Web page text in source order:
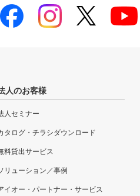
人のお客様
人セミナー
タログ・チラシダウンロード
料貸出サービス
リューション／事例
イオー・パートナー・サービス